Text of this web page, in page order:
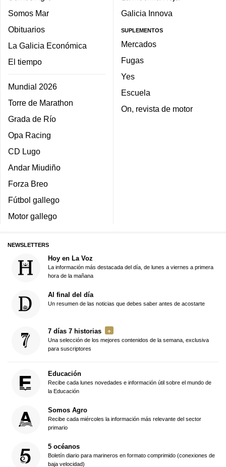
Somos Mar
Obituarios
La Galicia Económica
El tiempo
Mundial 2026
Torre de Marathon
Grada de Río
Opa Racing
CD Lugo
Andar Miudiño
Forza Breo
Fútbol gallego
Motor gallego
Galicia Innova
SUPLEMENTOS
Mercados
Fugas
Yes
Escuela
On, revista de motor
NEWSLETTERS
Hoy en La Voz
La información más destacada del día, de lunes a viernes a primera
hora de la mañana
Al final del día
Un resumen de las noticias que debes saber antes de acostarte
7 días 7 historias
Una selección de los mejores contenidos de la semana, exclusiva
para suscriptores
Educación
Recibe cada lunes novedades e información útil sobre el mundo de
la Educación
Somos Agro
Recibe cada miércoles la información más relevante del sector
primario
5 océanos
Boletín diario para marineros en formato comprimido (conexiones de
baja velocidad)